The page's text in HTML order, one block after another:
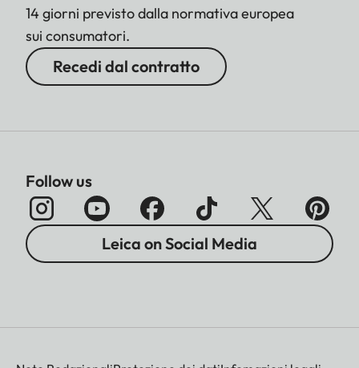
14 giorni previsto dalla normativa europea
sui consumatori.
Recedi dal contratto
Follow us
Leica on Social Media